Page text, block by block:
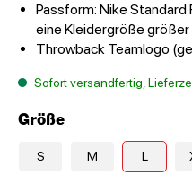
Passform: Nike
eine Kleidergröße
Throwback Teamlogo
Sofort versandfertig,
Größe
S M L